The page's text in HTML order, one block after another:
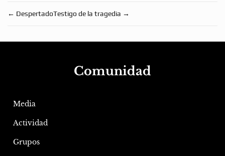
← DespertadoTestigo de la tragedia →
Comunidad
Media
Actividad
Grupos